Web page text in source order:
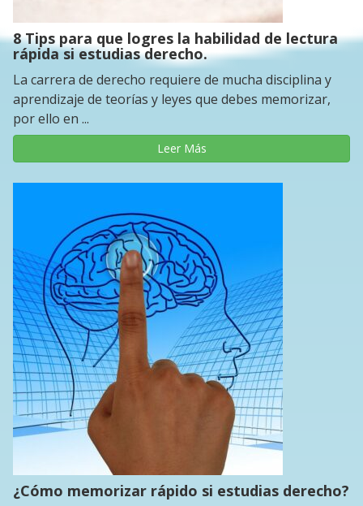
8 Tips para que logres la habilidad de lectura
rápida si estudias derecho.
La carrera de derecho requiere de mucha disciplina y
aprendizaje de teorías y leyes que debes memorizar,
por ello en ...
Leer Más
¿Cómo memorizar rápido si estudias derecho?